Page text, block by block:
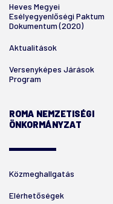
Heves Megyei
Esélyegyenlőségi Paktum
Dokumentum (2020)
Aktualitások
Versenyképes Járások
Program
ROMA NEMZETISÉGI
ÖNKORMÁNYZAT
Közmeghallgatás
Elérhetőségek